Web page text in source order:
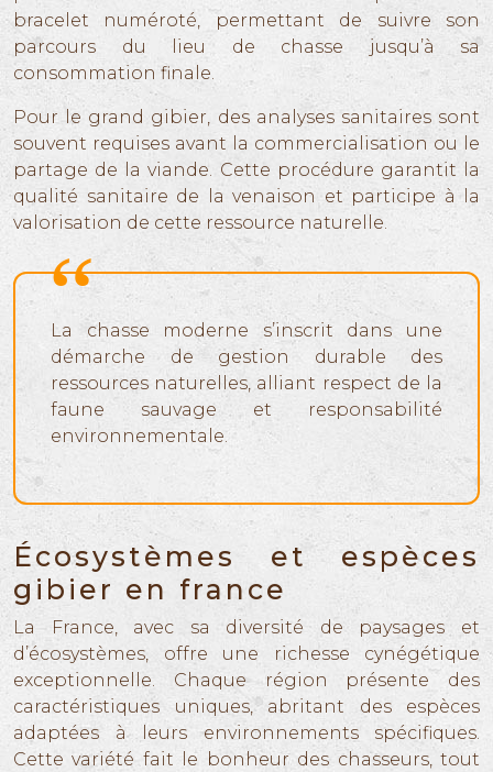
bracelet numéroté, permettant de suivre son
parcours du lieu de chasse jusqu’à sa
consommation finale.
Pour le grand gibier, des analyses sanitaires sont
souvent requises avant la commercialisation ou le
partage de la viande. Cette procédure garantit la
qualité sanitaire de la venaison et participe à la
valorisation de cette ressource naturelle.
La chasse moderne s’inscrit dans une
démarche de gestion durable des
ressources naturelles, alliant respect de la
faune sauvage et responsabilité
environnementale.
Écosystèmes et espèces
gibier en france
La France, avec sa diversité de paysages et
d’écosystèmes, offre une richesse cynégétique
exceptionnelle. Chaque région présente des
caractéristiques uniques, abritant des espèces
adaptées à leurs environnements spécifiques.
Cette variété fait le bonheur des chasseurs, tout